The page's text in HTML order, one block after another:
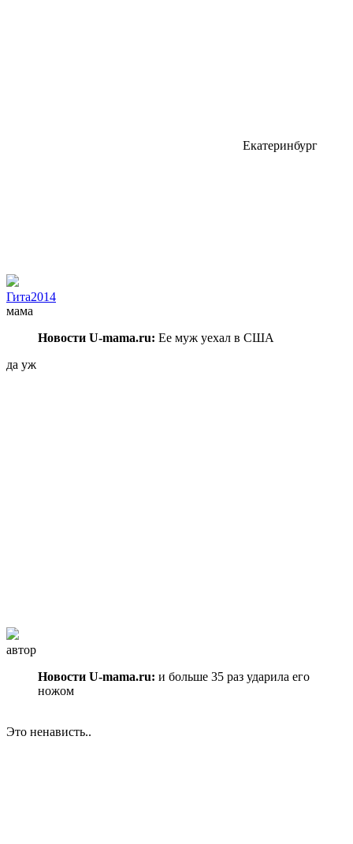
Екатеринбург
Гита2014
мама
Новости U-mama.ru: Ее муж уехал в США
да уж
автор
Новости U-mama.ru: и больше 35 раз ударила его
ножом
Это ненависть..